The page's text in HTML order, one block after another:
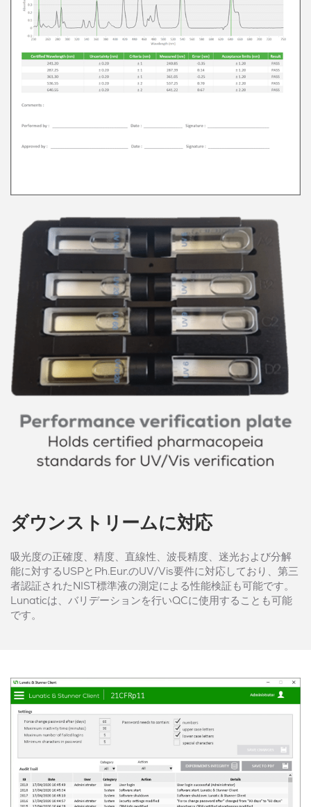
ダウンストリームに対応
吸光度の正確度、精度、直線性、波長精度、迷光および分解
能に対するUSPとPh.Eur.のUV/Vis要件に対応しており、第三
者認証されたNIST標準液の測定による性能検証も可能です。
Lunaticは、バリデーションを行いQCに使用することも可能
です。